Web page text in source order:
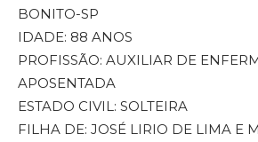
BONITO-SP
IDADE: 88 ANOS
PROFISSÃO: AUXILIAR DE
APOSENTADA
ESTADO CIVIL: SOLTEIRA
FILHA DE: JOSÉ LIRIO DE LIMA E